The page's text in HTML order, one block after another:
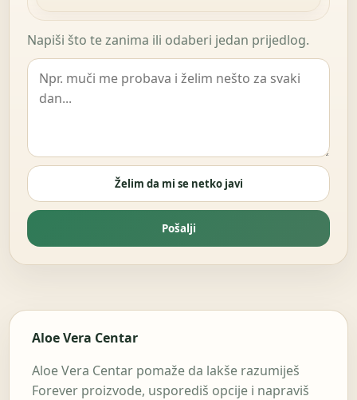
Napiši što te zanima ili odaberi jedan prijedlog.
Želim da mi se netko javi
Pošalji
Aloe Vera Centar
Aloe Vera Centar pomaže da lakše razumiješ
Forever proizvode, usporediš opcije i napraviš